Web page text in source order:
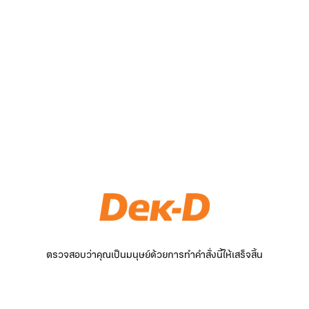
ตรวจสอบว่าคุณเป็นมนุษย์ด้วยการทำคำสั่งนี้ให้เสร็จสิ้น